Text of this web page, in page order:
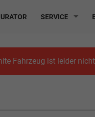
SERVICE
Fahrzeug ist leider